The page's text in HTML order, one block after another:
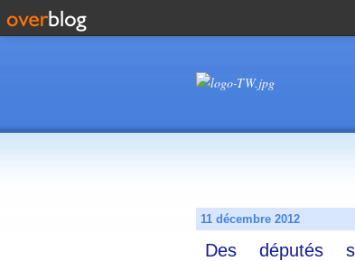
11 décembre 2012
Des députés